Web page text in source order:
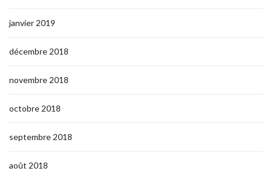
janvier 2019
décembre 2018
novembre 2018
octobre 2018
septembre 2018
août 2018